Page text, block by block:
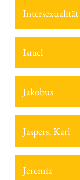
Intersexualität
Israel
Jakobus
Jaspers, Karl
Jeremia